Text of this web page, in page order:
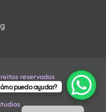
reservados
puedo ayudar?
English